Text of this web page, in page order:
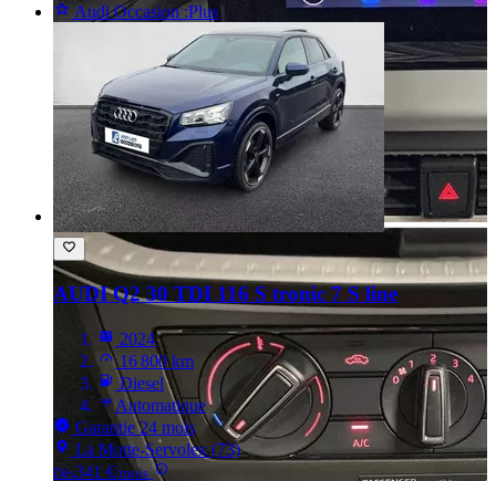
Audi Occasion :Plus
AUDI Q230 TDI 116 S tronic 7 S line
2024
16 800 km
Diesel
Automatique
Garantie 24 mois
La Motte-Servolex (73)
Dès341 €/mois